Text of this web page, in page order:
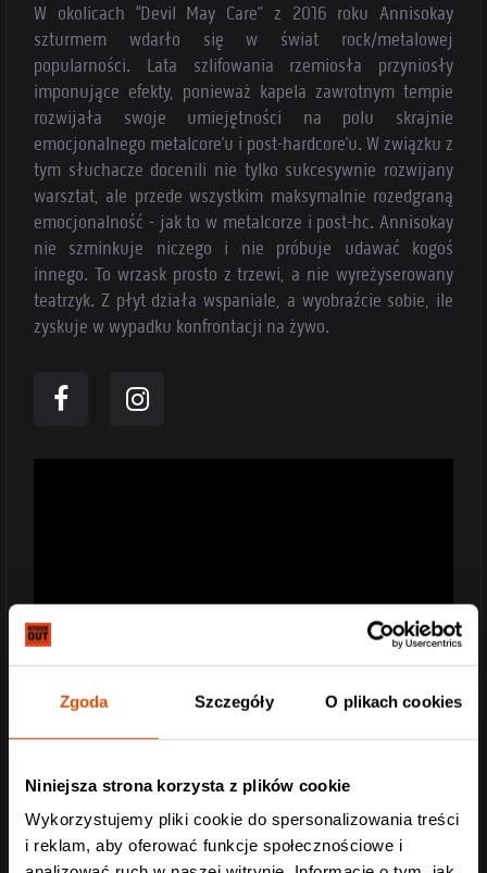
Zgoda Szczegóły O plikach cookies
Niniejsza strona korzysta z plików cookie
Wykorzystujemy pliki cookie do spersonalizowania treści
i reklam, aby oferować funkcje społecznościowe i
W okolicach “Devil May Care” z 2016 roku Annisokay
szturmem wdarło się w świat rock/metalowej
popularności. Lata szlifowania rzemiosła przyniosły
imponujące efekty, ponieważ kapela zawrotnym tempie
rozwijała swoje umiejętności na polu skrajnie
emocjonalnego metalcore’u i post-hardcore’u. W związku z
tym słuchacze docenili nie tylko sukcesywnie rozwijany
warsztat, ale przede wszystkim maksymalnie rozedgraną
emocjonalność - jak to w metalcorze i post-hc. Annisokay
nie szminkuje niczego i nie próbuje udawać kogoś
innego. To wrzask prosto z trzewi, a nie wyreżyserowany
teatrzyk. Z płyt działa wspaniale, a wyobraźcie sobie, ile
zyskuje w wypadku konfrontacji na żywo.